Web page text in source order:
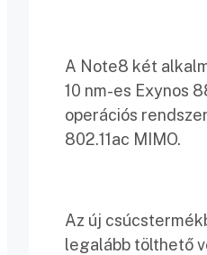
A Note8 két
10 nm-es Exynos
operációs
802.11ac MIMO.
Az új
legalább tölthető